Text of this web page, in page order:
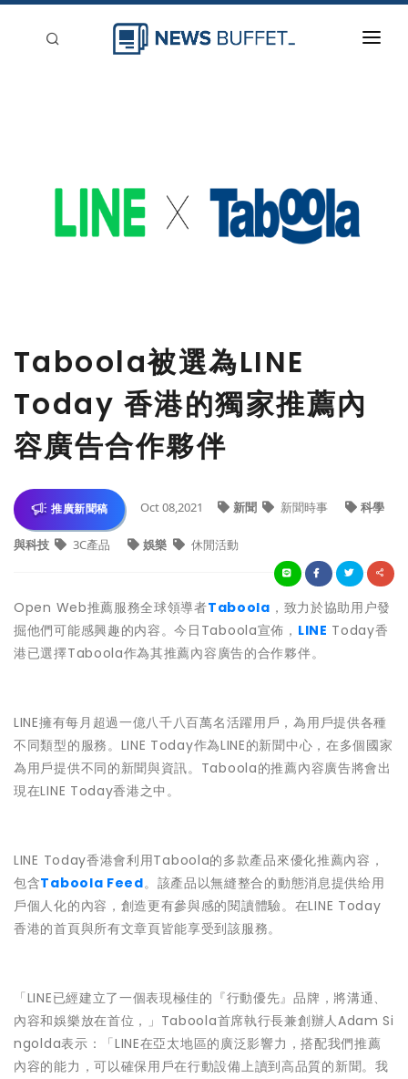
Taboola被選為LINE
Today 香港的獨家推薦內
容廣告合作夥伴
推廣新聞稿 Oct 08,2021 新聞 新聞時事 科學
與科技 3C產品 娛樂 休閒活動
Open Web推薦服務全球領導者Taboola ，致力於協助用户發
掘他們可能感興趣的内容。今日Taboola宣佈， LINE Today香
港已選擇Taboola作為其推薦內容廣告的合作夥伴。
LINE擁有每月超過一億八千八百萬名活躍用戶，為用戶提供各種
不同類型的服務。LINE Today作為LINE的新聞中心，在多個國家
為用戶提供不同的新聞與資訊。Taboola的推薦內容廣告將會出
現在LINE Today香港之中。
LINE Today香港會利用Taboola的多款產品來優化推薦內容，
包含Taboola Feed。該產品以無縫整合的動態消息提供给用
戶個人化的內容，創造更有參與感的閱讀體驗。在LINE Today
香港的首頁與所有文章頁皆能享受到該服務。
「LINE已經建立了一個表現極佳的『行動優先』品牌，將溝通、
內容和娛樂放在首位，」Taboola首席執行長兼創辦人Adam Si
ngolda表示：「LINE在亞太地區的廣泛影響力，搭配我們推薦
內容的能力，可以確保用戶在行動設備上讀到高品質的新聞。我